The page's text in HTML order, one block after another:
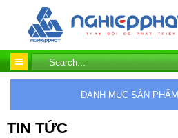
DANH MỤC SẢN PHẨM
TIN TỨC